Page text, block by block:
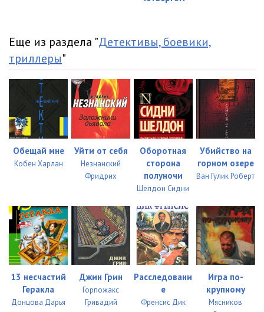
Еще из раздела "Детективы, боевики,
триллеры"
Обещай мне
Кобен Харлан
Уйти от себя
Незнанский
Фридрих
Оборотная
сторона
полуночи
Шелдон Сидни
Убийство на
горном озере
Ван Гулик Роберт
13 несчастий
Геракла
Донцова Дарья
Джин Грин
Горпожакс
Гривадий
Расследовани
е
Френсис Дик
Игра по-
крупному
Мясников